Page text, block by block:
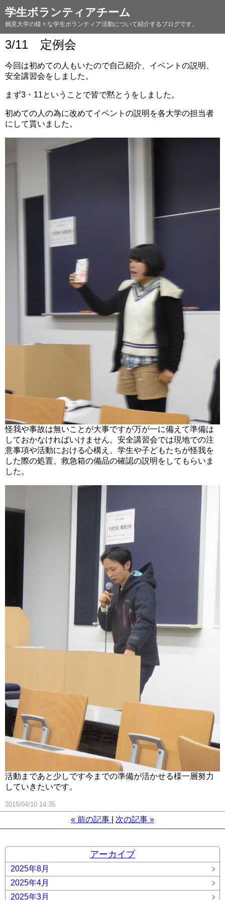
学生ボランティアチーム
鶴見大学の様々な学生ボランティア活動について紹介するブログです。
3/11 定例会
今回は初めての人もいたので自己紹介、イベントの説明、
安全講習会をしました。
まず3・11ということで皆で黙とうをしました。
初めての人の為に改めてイベントの説明を各大学の担当者
にして貰いました。
怪我や事故は無いことが大事ですが万が一に備えて準備は
しておかなければいけません。安全講習会では現地での注
意事項や活動における心構え、学生や子どもたちが怪我を
した際の処置、救急箱の備品の確認の説明をしてもらいま
した。
活動まであと少しです今までの準備が活かせる様一層努力
していきたいです。
2015/04/10 14:35
« 前の記事 次の記事 »
アーカイブ
2025年8月
2025年4月
2025年3月